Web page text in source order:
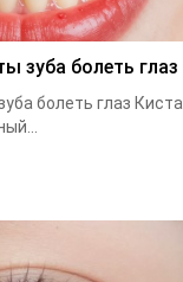
зуба болеть глаз
болеть глаз Киста